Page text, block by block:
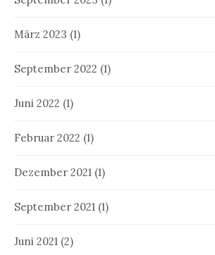
März 2023 (1)
September 2022 (1)
Juni 2022 (1)
Februar 2022 (1)
Dezember 2021 (1)
September 2021 (1)
Juni 2021 (2)